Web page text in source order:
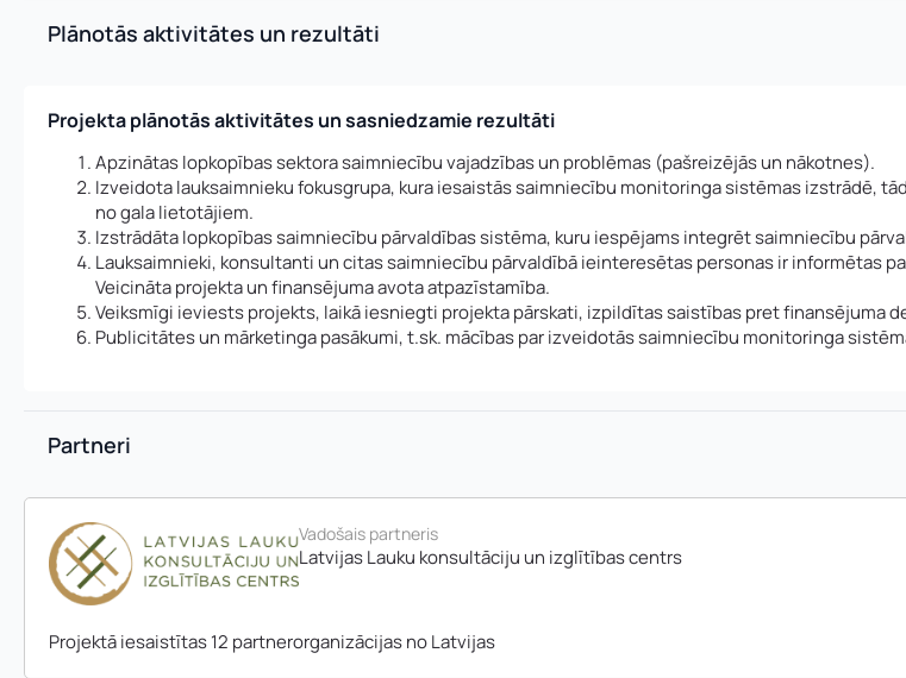
Plānotās aktivitātes un rezultāti
Projekta plānotās aktivitātes un sasniedzamie rezultāti
Apzinātas lopkopības sektora saimniecību vajadzības un problēmas (pašreizējās un nākotnes).
Izveidota lauksaimnieku fokusgrupa, kura iesaistās saimniecību monitoringa sistēmas izstrādē,
no gala lietotājiem.
Izstrādāta lopkopības saimniecību pārvaldības sistēma, kuru iespējams integrēt saimniecību
Lauksaimnieki, konsultanti un citas saimniecību pārvaldībā ieinteresētas personas ir informētas
Veicināta projekta un finansējuma avota atpazīstamība.
Veiksmīgi ieviests projekts, laikā iesniegti projekta pārskati, izpildītas saistības pret finansējuma
Publicitātes un mārketinga pasākumi, t.sk. mācības par izveidotās saimniecību monitoringa
Partneri
Vadošais partneris
Latvijas Lauku konsultāciju un izglītības centrs
Projektā iesaistītas 12 partnerorganizācijas no Latvijas